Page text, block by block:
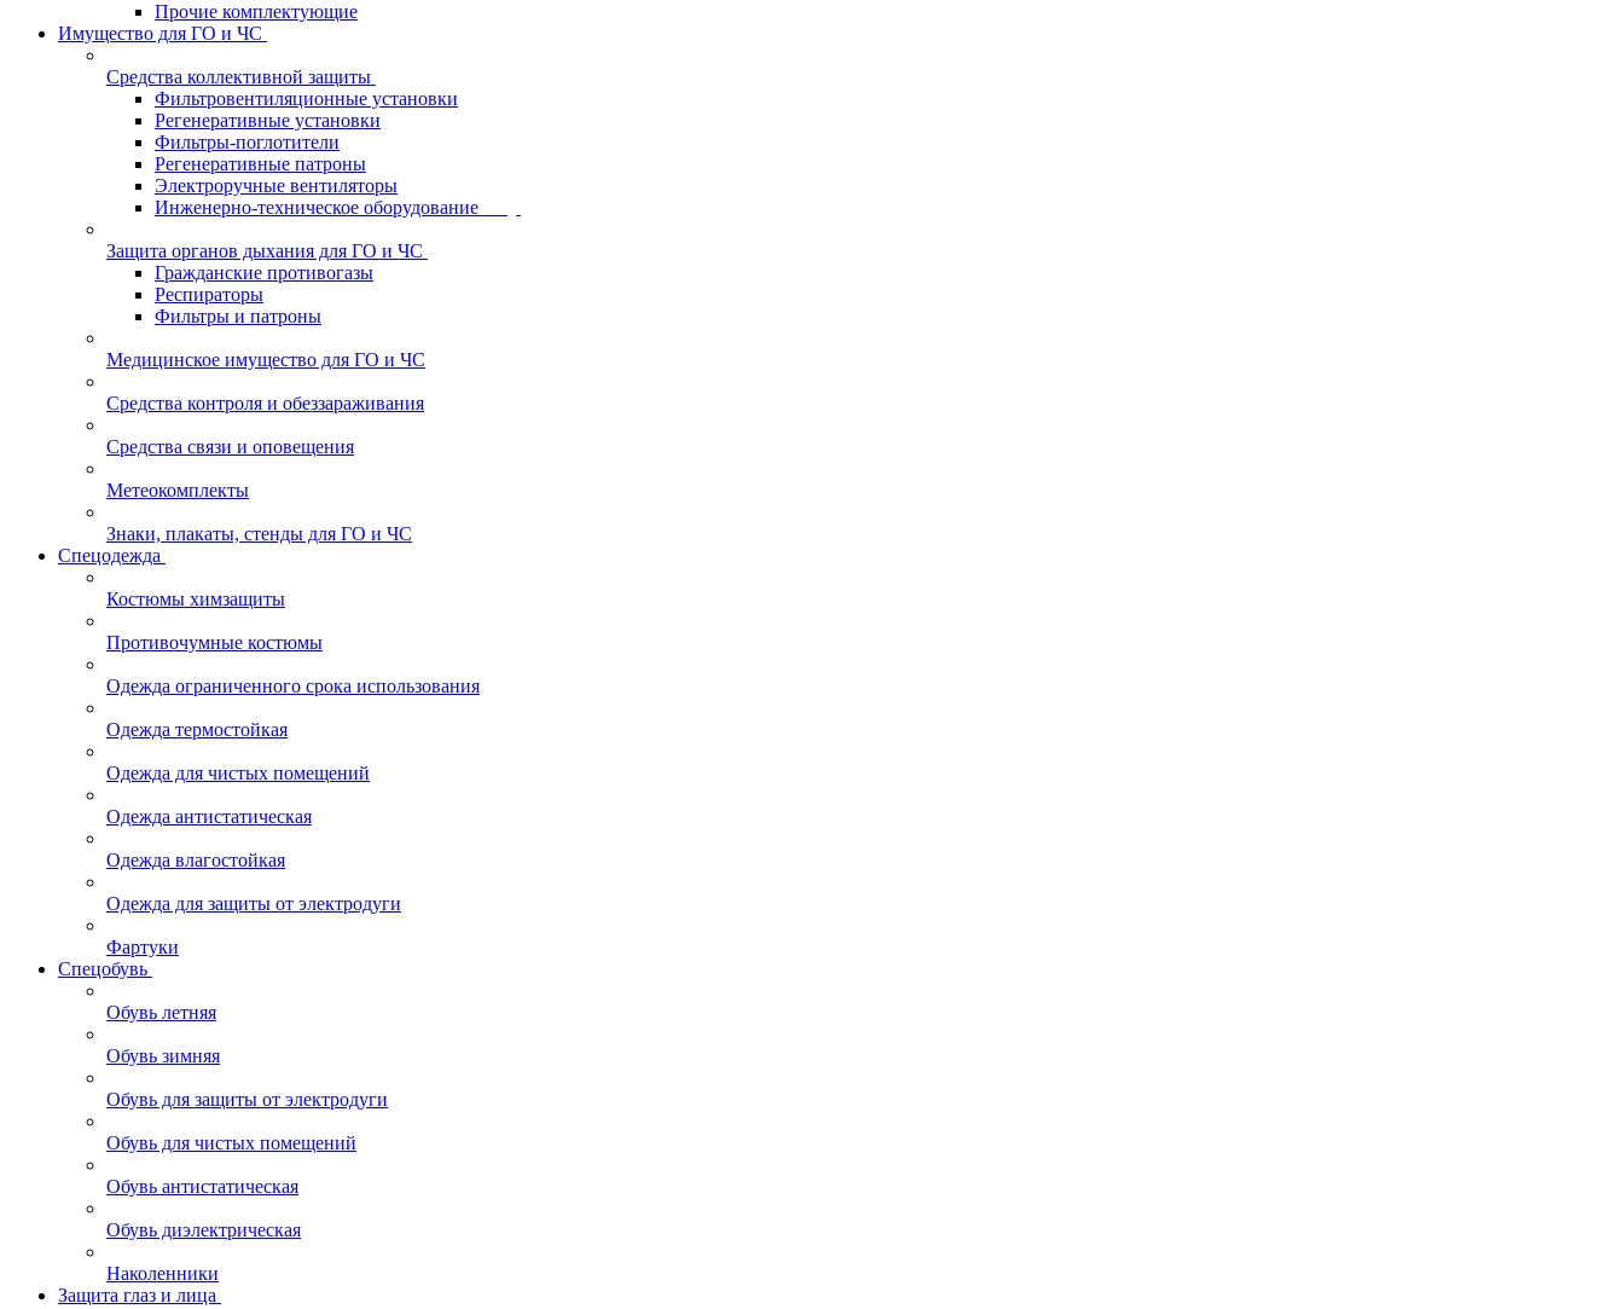
Прочие комплектующие
Имущество для ГО и ЧС
Средства коллективной защиты
Фильтровентиляционные установки
Регенеративные установки
Фильтры-поглотители
Регенеративные патроны
Электроручные вентиляторы
Инженерно-техническое оборудование
Защита органов дыхания для ГО и ЧС
Гражданские противогазы
Респираторы
Фильтры и патроны
Медицинское имущество для ГО и ЧС
Средства контроля и обеззараживания
Средства связи и оповещения
Метеокомплекты
Знаки, плакаты, стенды для ГО и ЧС
Спецодежда
Костюмы химзащиты
Противочумные костюмы
Одежда ограниченного срока использования
Одежда термостойкая
Одежда для чистых помещений
Одежда антистатическая
Одежда влагостойкая
Одежда для защиты от электродуги
Фартуки
Спецобувь
Обувь летняя
Обувь зимняя
Обувь для защиты от электродуги
Обувь для чистых помещений
Обувь антистатическая
Обувь диэлектрическая
Наколенники
Защита глаз и лица